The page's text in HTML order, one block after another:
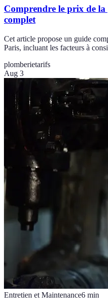
Comprendre le prix de
complet
Cet article propose un guide
Paris, incluant les facteurs à
plomberietarifs
Aug 3
Entretien et Maintenance6 min